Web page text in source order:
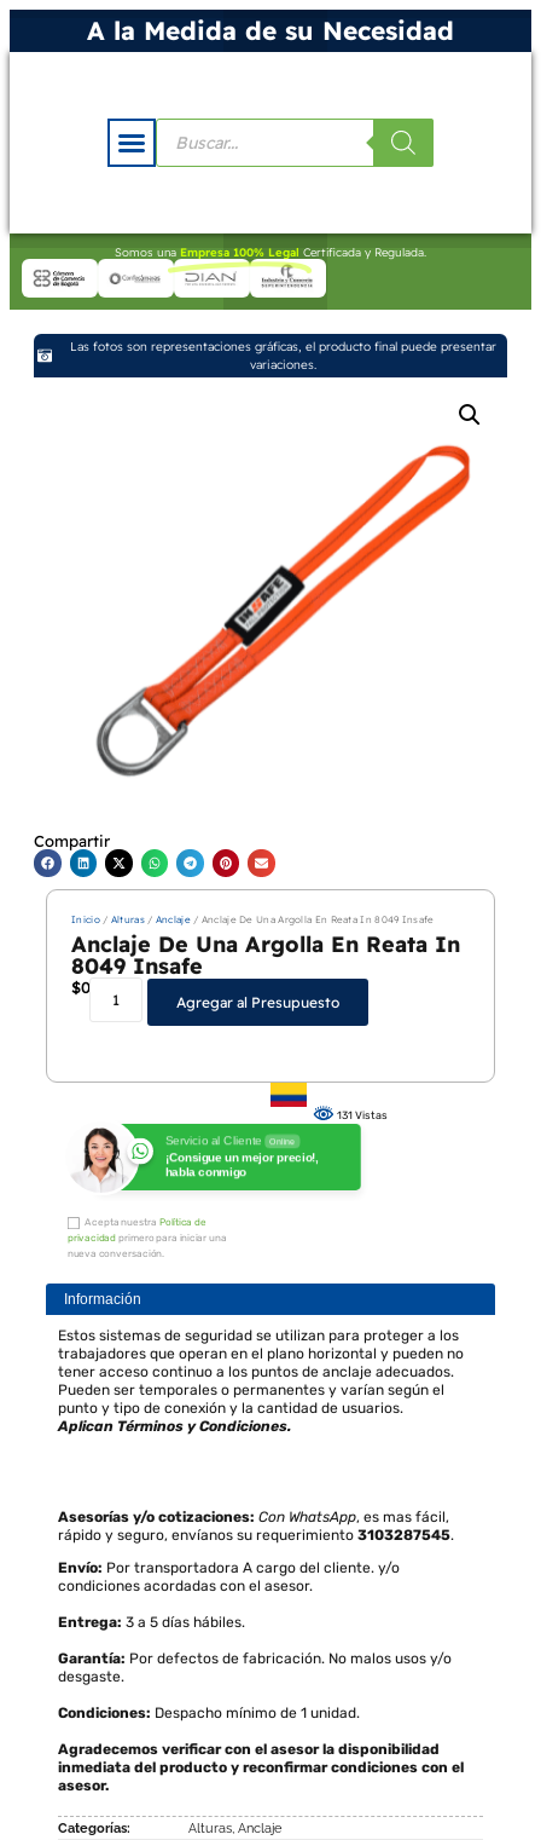
A la Medida de su Necesidad
Somos una Empresa 100% Legal Certificada y Regulada.
Las fotos son representaciones gráficas, el producto final puede presentar
variaciones.
Compartir
Inicio/ Alturas/ Anclaje/ Anclaje De Una Argolla En Reata In 8049 Insafe
Anclaje De Una Argolla En Reata In
8049 Insafe
$0
Agregar al Presupuesto
Servicio al Cliente Online
¡Consigue un mejor precio!,
habla conmigo
Acepta nuestra Política de
privacidad primero para iniciar una
nueva conversación.
131 Vistas
Información
Estos sistemas de seguridad se utilizan para proteger a los
trabajadores que operan en el plano horizontal y pueden no
tener acceso continuo a los puntos de anclaje adecuados.
Pueden ser temporales o permanentes y varían según el
punto y tipo de conexión y la cantidad de usuarios.
Aplican Términos y Condiciones.
Asesorías y/o cotizaciones: Con WhatsApp, es mas fácil,
rápido y seguro, envíanos su requerimiento 3103287545.
Envío: Por transportadora A cargo del cliente. y/o
condiciones acordadas con el asesor.
Entrega: 3 a 5 días hábiles.
Garantía: Por defectos de fabricación. No malos usos y/o
desgaste.
Condiciones: Despacho mínimo de 1 unidad.
Agradecemos verificar con el asesor la disponibilidad
inmediata del producto y reconfirmar condiciones con el
asesor.
Categorías: Alturas, Anclaje